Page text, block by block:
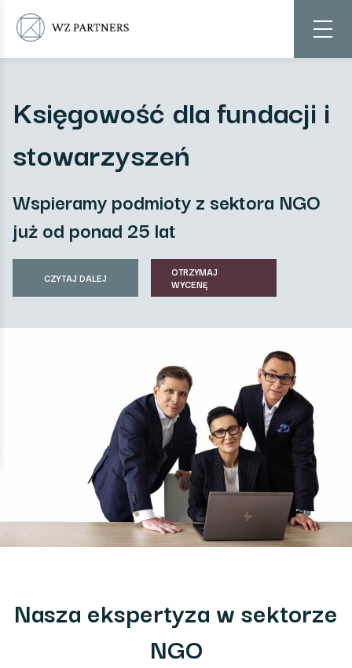
Księgowość dla fundacji i
stowarzyszeń
Wspieramy podmioty z sektora NGO
już od ponad 25 lat
CZYTAJ DALEJ
OTRZYMAJ
WYCENĘ
Nasza ekspertyza w sektorze
NGO